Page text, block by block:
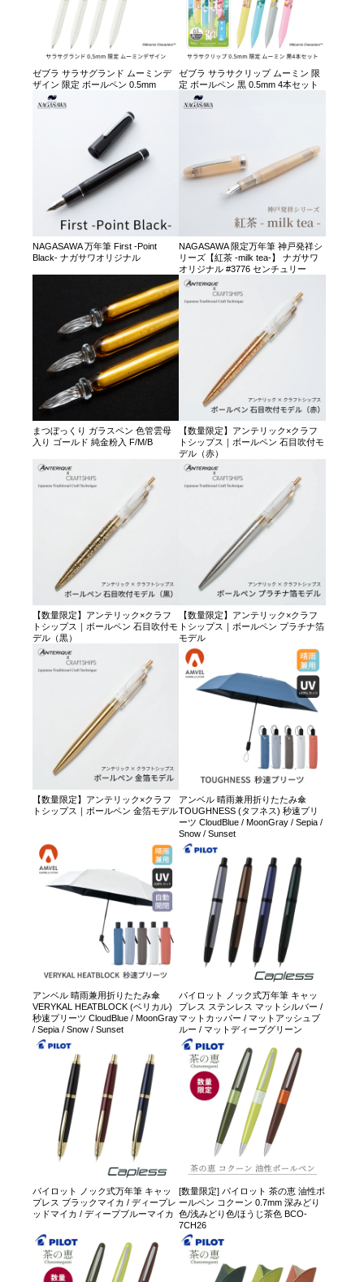
ゼブラ サラサグランド ムーミンデ
ザイン 限定 ボールペン 0.5mm
ゼブラ サラサクリップ ムーミン 限
定 ボールペン 黒 0.5mm 4本セット
NAGASAWA 万年筆 First -Point
Black- ナガサワオリジナル
NAGASAWA 限定万年筆 神戸発祥シ
リーズ【紅茶 -milk tea-】 ナガサワ
オリジナル #3776 センチュリー
まつぼっくり ガラスペン 色管雲母
入り ゴールド 純金粉入 F/M/B
【数量限定】アンテリック×クラフ
トシップス｜ボールペン 石目吹付モ
デル（赤）
【数量限定】アンテリック×クラフ
トシップス｜ボールペン 石目吹付モ
デル（黒）
【数量限定】アンテリック×クラフ
トシップス｜ボールペン プラチナ箔
モデル
【数量限定】アンテリック×クラフ
トシップス｜ボールペン 金箔モデル
アンベル 晴雨兼用折りたたみ傘
TOUGHNESS (タフネス) 秒速プリ
ーツ CloudBlue / MoonGray / Sepia /
Snow / Sunset
アンベル 晴雨兼用折りたたみ傘
VERYKAL HEATBLOCK (ベリカル)
秒速プリーツ CloudBlue / MoonGray
/ Sepia / Snow / Sunset
パイロット ノック式万年筆 キャッ
プレス ステンレス マットシルバー /
マットカッパー / マットアッシュブ
ルー / マットディープグリーン
パイロット ノック式万年筆 キャッ
プレス ブラックマイカ / ディープレ
ッドマイカ / ディープブルーマイカ
[数量限定] パイロット 茶の恵 油性ボ
ールペン コクーン 0.7mm 深みどり
色/浅みどり色/ほうじ茶色 BCO-
7CH26